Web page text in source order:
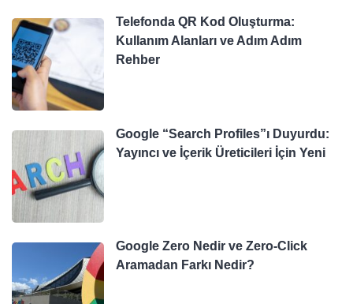
Telefonda QR Kod Oluşturma:
Kullanım Alanları ve Adım Adım
Rehber
Google “Search Profiles”ı Duyurdu:
Yayıncı ve İçerik Üreticileri İçin Yeni
Google Zero Nedir ve Zero-Click
Aramadan Farkı Nedir?